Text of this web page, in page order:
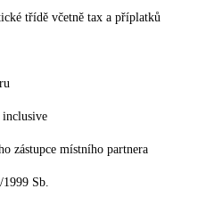
třídě včetně tax a příplatků
inclusive
zástupce místního partnera
Sb.